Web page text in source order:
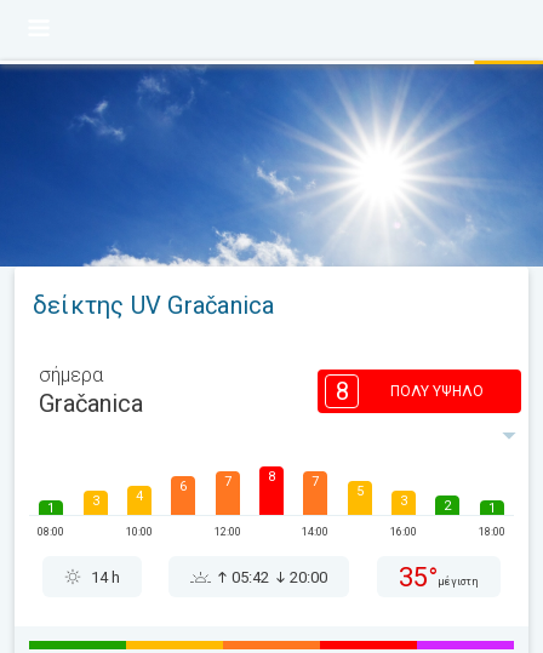
δείκτης UV Gračanica
σήμερα
Gračanica 8 ΠΟΛΎ ΥΨΗΛΌ
1
08:00
3 4
10:00
6 7
12:00
8 7
14:00
5
3
16:00
2 1
18:00
14 h 05:42 20:00 35° μέγιστη